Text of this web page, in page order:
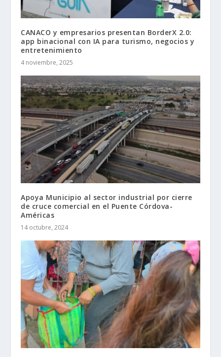
CANACO y empresarios presentan BorderX 2.0:
app binacional con IA para turismo, negocios y
entretenimiento
4 noviembre, 2025
Apoya Municipio al sector industrial por cierre
de cruce comercial en el Puente Córdova-
Américas
14 octubre, 2024